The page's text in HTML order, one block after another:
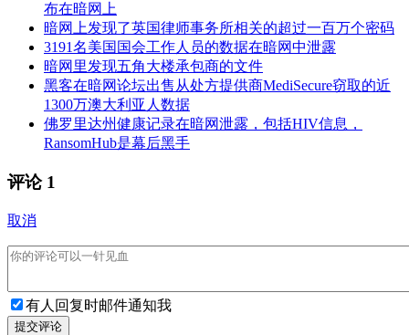
布在暗网上
暗网上发现了英国律师事务所相关的超过一百万个密码
3191名美国国会工作人员的数据在暗网中泄露
暗网里发现五角大楼承包商的文件
黑客在暗网论坛出售从处方提供商MediSecure窃取的近
1300万澳大利亚人数据
佛罗里达州健康记录在暗网泄露，包括HIV信息，
RansomHub是幕后黑手
评论 1
取消
有人回复时邮件通知我
提交评论